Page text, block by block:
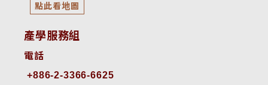
點此看地圖
產學服務組
電話
+886-2-3366-6625